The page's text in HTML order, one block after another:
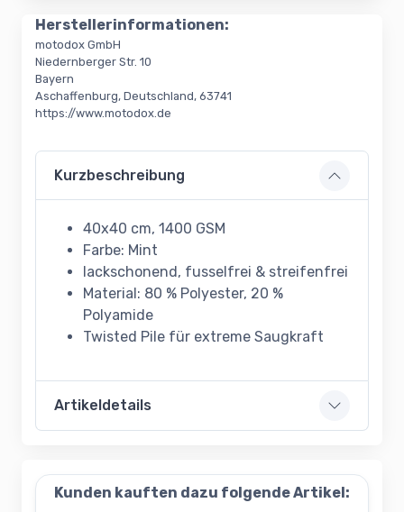
Herstellerinformationen:
motodox GmbH
Niedernberger Str. 10
Bayern
Aschaffenburg, Deutschland, 63741
https://www.motodox.de
Kurzbeschreibung
40x40 cm, 1400 GSM
Farbe: Mint
lackschonend, fusselfrei & streifenfrei
Material: 80 % Polyester, 20 %
Polyamide
Twisted Pile für extreme Saugkraft
Artikeldetails
Kunden kauften dazu folgende Artikel: